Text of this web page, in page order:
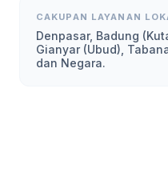
CAKUPAN LAYANAN
Denpasar, Badung
Gianyar (Ubud),
dan Negara.